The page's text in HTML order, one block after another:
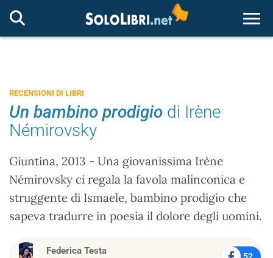
RECENSIONI DI LIBRI
Un bambino prodigio di Irène
Némirovsky
Giuntina, 2013 - Una giovanissima Irène
Némirovsky ci regala la favola malinconica e
struggente di Ismaele, bambino prodigio che
sapeva tradurre in poesia il dolore degli uomini.
Federica Testa